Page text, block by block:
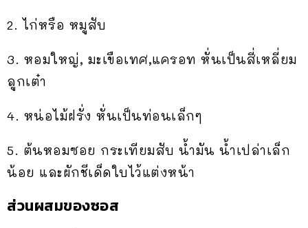
2. ไก่หรือ หมูสับ
3. หอมใหญ่, มะเขือเทศ,แครอท หั่นเป็นสี่เหลี่ยม
ลูกเต๋า
4. หน่อไม้ฝรั่ง หั่นเป็นท่อนเล็กๆ
5. ต้นหอมซอย กระเทียมสับ น้ำมัน น้ำเปล่าเล็ก
น้อย และผักชีเด็ดใบไว้แต่งหน้า
ส่วนผสมของซอส